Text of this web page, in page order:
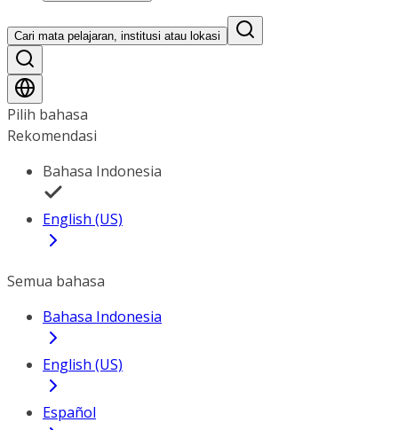
Cari mata pelajaran, institusi atau lokasi
Pilih bahasa
Rekomendasi
Bahasa Indonesia
English (US)
Semua bahasa
Bahasa Indonesia
English (US)
Español